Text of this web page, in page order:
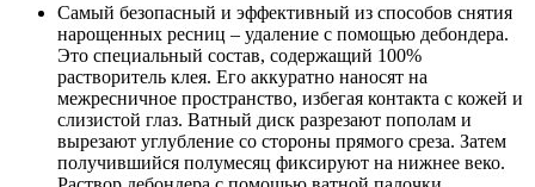
Самый безопасный и эффективный из способов снятия
нарощенных ресниц – удаление с помощью дебондера.
Это специальный состав, содержащий 100%
растворитель клея. Его аккуратно наносят на
межресничное пространство, избегая контакта с кожей и
слизистой глаз. Ватный диск разрезают пополам и
вырезают углубление со стороны прямого среза. Затем
получившийся полумесяц фиксируют на нижнее веко.